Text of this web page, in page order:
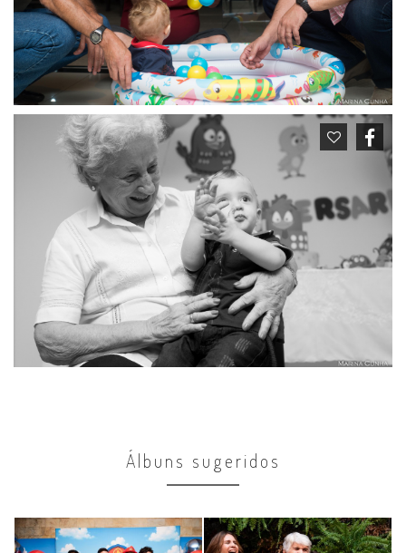
Álbuns sugeridos
Comemorações Comemorações